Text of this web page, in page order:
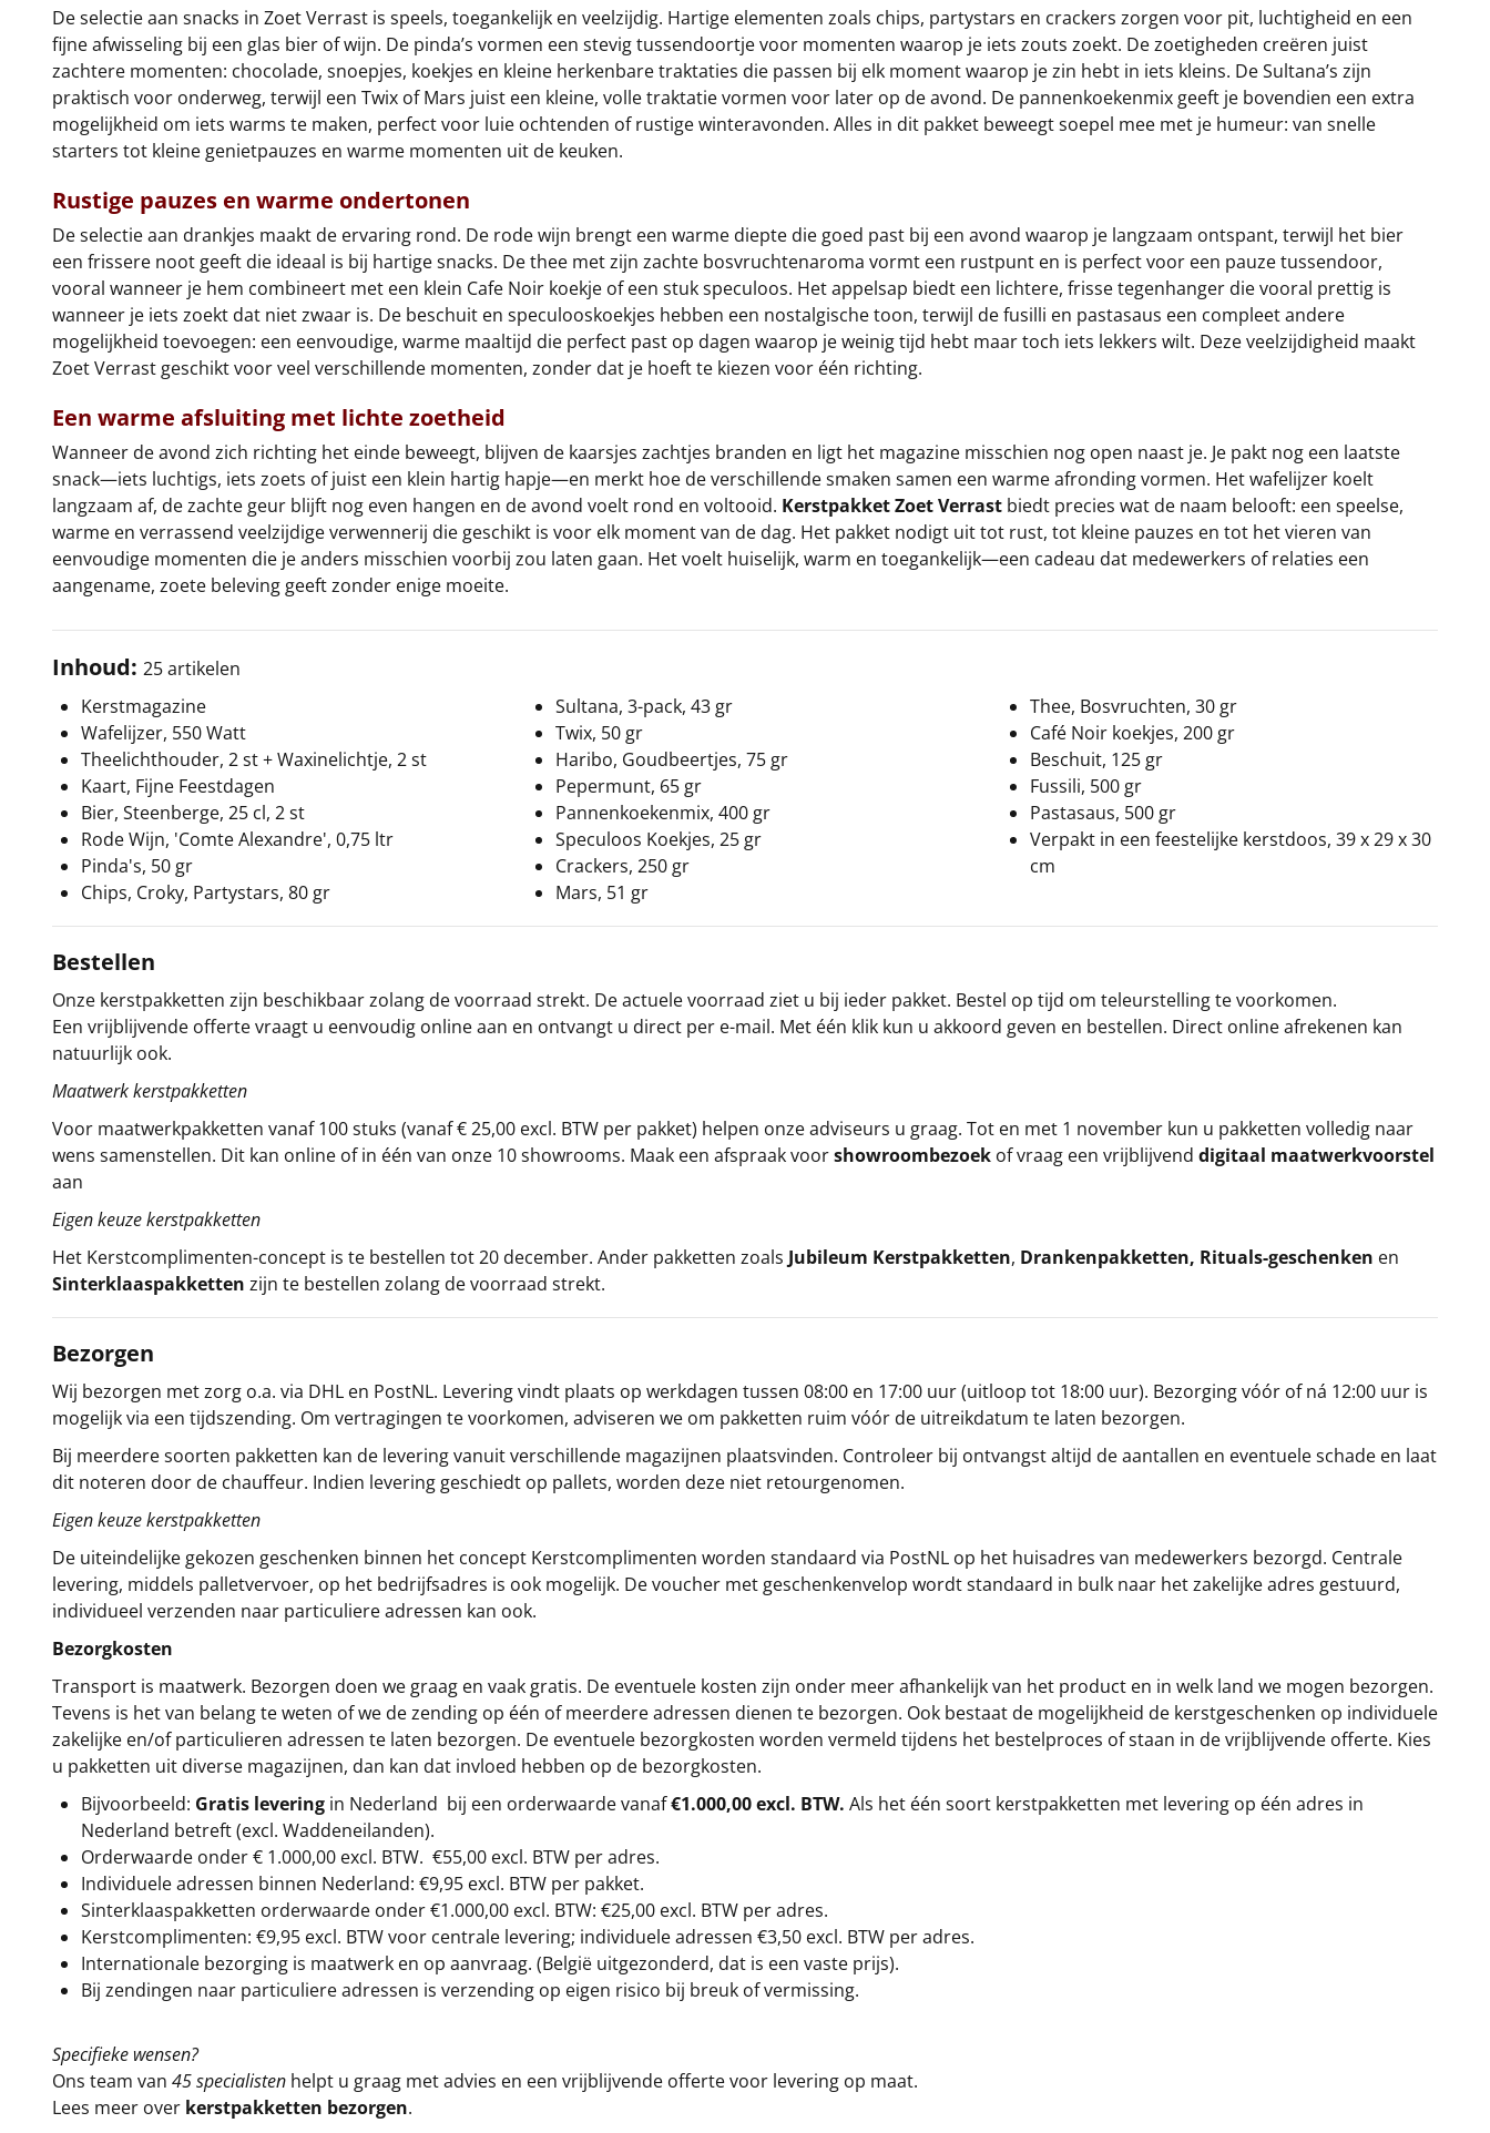
De selectie aan snacks in Zoet Verrast is speels, toegankelijk en veelzijdig. Hartige elementen zoals chips, partystars en crackers zorgen voor pit, luchtigheid en een
fijne afwisseling bij een glas bier of wijn. De pinda’s vormen een stevig tussendoortje voor momenten waarop je iets zouts zoekt. De zoetigheden creëren juist
zachtere momenten: chocolade, snoepjes, koekjes en kleine herkenbare traktaties die passen bij elk moment waarop je zin hebt in iets kleins. De Sultana’s zijn
praktisch voor onderweg, terwijl een Twix of Mars juist een kleine, volle traktatie vormen voor later op de avond. De pannenkoekenmix geeft je bovendien een extra
mogelijkheid om iets warms te maken, perfect voor luie ochtenden of rustige winteravonden. Alles in dit pakket beweegt soepel mee met je humeur: van snelle
starters tot kleine genietpauzes en warme momenten uit de keuken.
Rustige pauzes en warme ondertonen
De selectie aan drankjes maakt de ervaring rond. De rode wijn brengt een warme diepte die goed past bij een avond waarop je langzaam ontspant, terwijl het bier
een frissere noot geeft die ideaal is bij hartige snacks. De thee met zijn zachte bosvruchtenaroma vormt een rustpunt en is perfect voor een pauze tussendoor,
vooral wanneer je hem combineert met een klein Cafe Noir koekje of een stuk speculoos. Het appelsap biedt een lichtere, frisse tegenhanger die vooral prettig is
wanneer je iets zoekt dat niet zwaar is. De beschuit en speculooskoekjes hebben een nostalgische toon, terwijl de fusilli en pastasaus een compleet andere
mogelijkheid toevoegen: een eenvoudige, warme maaltijd die perfect past op dagen waarop je weinig tijd hebt maar toch iets lekkers wilt. Deze veelzijdigheid maakt
Zoet Verrast geschikt voor veel verschillende momenten, zonder dat je hoeft te kiezen voor één richting.
Een warme afsluiting met lichte zoetheid
Wanneer de avond zich richting het einde beweegt, blijven de kaarsjes zachtjes branden en ligt het magazine misschien nog open naast je. Je pakt nog een laatste
snack—iets luchtigs, iets zoets of juist een klein hartig hapje—en merkt hoe de verschillende smaken samen een warme afronding vormen. Het wafelijzer koelt
langzaam af, de zachte geur blijft nog even hangen en de avond voelt rond en voltooid. Kerstpakket Zoet Verrast biedt precies wat de naam belooft: een speelse,
warme en verrassend veelzijdige verwennerij die geschikt is voor elk moment van de dag. Het pakket nodigt uit tot rust, tot kleine pauzes en tot het vieren van
eenvoudige momenten die je anders misschien voorbij zou laten gaan. Het voelt huiselijk, warm en toegankelijk—een cadeau dat medewerkers of relaties een
aangename, zoete beleving geeft zonder enige moeite.
Inhoud: 25 artikelen
Kerstmagazine
Wafelijzer, 550 Watt
Theelichthouder, 2 st + Waxinelichtje, 2 st
Kaart, Fijne Feestdagen
Bier, Steenberge, 25 cl, 2 st
Rode Wijn, 'Comte Alexandre', 0,75 ltr
Pinda's, 50 gr
Chips, Croky, Partystars, 80 gr
Sultana, 3-pack, 43 gr
Twix, 50 gr
Haribo, Goudbeertjes, 75 gr
Pepermunt, 65 gr
Pannenkoekenmix, 400 gr
Speculoos Koekjes, 25 gr
Crackers, 250 gr
Mars, 51 gr
Thee, Bosvruchten, 30 gr
Café Noir koekjes, 200 gr
Beschuit, 125 gr
Fussili, 500 gr
Pastasaus, 500 gr
Verpakt in een feestelijke kerstdoos, 39 x 29 x 30
cm
Bestellen
Onze kerstpakketten zijn beschikbaar zolang de voorraad strekt. De actuele voorraad ziet u bij ieder pakket. Bestel op tijd om teleurstelling te voorkomen.
Een vrijblijvende offerte vraagt u eenvoudig online aan en ontvangt u direct per e-mail. Met één klik kun u akkoord geven en bestellen. Direct online afrekenen kan
natuurlijk ook.
Maatwerk kerstpakketten
Voor maatwerkpakketten vanaf 100 stuks (vanaf € 25,00 excl. BTW per pakket) helpen onze adviseurs u graag. Tot en met 1 november kun u pakketten volledig naar
wens samenstellen. Dit kan online of in één van onze 10 showrooms. Maak een afspraak voorshowroombezoek of vraag een vrijblijvend digitaal maatwerkvoorstel
aan
Eigen keuze kerstpakketten
Het Kerstcomplimenten-concept is te bestellen tot 20 december. Ander pakketten zoals Jubileum Kerstpakketten, Drankenpakketten, Rituals-geschenken en
Sinterklaaspakketten zijn te bestellen zolang de voorraad strekt.
Bezorgen
Wij bezorgen met zorg o.a. via DHL en PostNL. Levering vindt plaats op werkdagen tussen 08:00 en 17:00 uur (uitloop tot 18:00 uur). Bezorging vóór of ná 12:00 uur is
mogelijk via een tijdszending. Om vertragingen te voorkomen, adviseren we om pakketten ruim vóór de uitreikdatum te laten bezorgen.
Bij meerdere soorten pakketten kan de levering vanuit verschillende magazijnen plaatsvinden. Controleer bij ontvangst altijd de aantallen en eventuele schade en laat
dit noteren door de chauffeur. Indien levering geschiedt op pallets, worden deze niet retourgenomen.
Eigen keuze kerstpakketten
De uiteindelijke gekozen geschenken binnen het concept Kerstcomplimenten worden standaard via PostNL op het huisadres van medewerkers bezorgd. Centrale
levering, middels palletvervoer, op het bedrijfsadres is ook mogelijk. De voucher met geschenkenvelop wordt standaard in bulk naar het zakelijke adres gestuurd,
individueel verzenden naar particuliere adressen kan ook.
Bezorgkosten
Transport is maatwerk. Bezorgen doen we graag en vaak gratis. De eventuele kosten zijn onder meer afhankelijk van het product en in welk land we mogen bezorgen.
Tevens is het van belang te weten of we de zending op één of meerdere adressen dienen te bezorgen. Ook bestaat de mogelijkheid de kerstgeschenken op individuele
zakelijke en/of particulieren adressen te laten bezorgen. De eventuele bezorgkosten worden vermeld tijdens het bestelproces of staan in de vrijblijvende offerte. Kies
u pakketten uit diverse magazijnen, dan kan dat invloed hebben op de bezorgkosten.
Bijvoorbeeld: Gratis levering in Nederland bij een orderwaarde vanaf€1.000,00 excl. BTW. Als het één soort kerstpakketten met levering op één adres in
Nederland betreft (excl. Waddeneilanden).
Orderwaarde onder € 1.000,00 excl. BTW. €55,00 excl. BTW per adres.
Individuele adressen binnen Nederland: €9,95 excl. BTW per pakket.
Sinterklaaspakketten orderwaarde onder €1.000,00 excl. BTW: €25,00 excl. BTW per adres.
Kerstcomplimenten: €9,95 excl. BTW voor centrale levering; individuele adressen €3,50 excl. BTW per adres.
Internationale bezorging is maatwerk en op aanvraag. (België uitgezonderd, dat is een vaste prijs).
Bij zendingen naar particuliere adressen is verzending op eigen risico bij breuk of vermissing.
Specifieke wensen?
Ons team van 45 specialisten helpt u graag met advies en een vrijblijvende offerte voor levering op maat.
Lees meer over kerstpakketten bezorgen.